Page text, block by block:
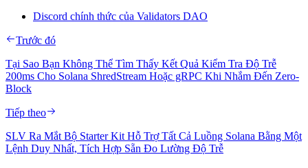
Discord chính thức của Validators DAO
Trước đó
Tại Sao Bạn Không Thể Tìm Thấy Kết Quả Kiểm Tra Độ Trễ
200ms Cho Solana ShredStream Hoặc gRPC Khi Nhắm Đến Zero-
Block
Tiếp theo
SLV Ra Mắt Bộ Starter Kit Hỗ Trợ Tất Cả Luồng Solana Bằng Một
Lệnh Duy Nhất, Tích Hợp Sẵn Đo Lường Độ Trễ